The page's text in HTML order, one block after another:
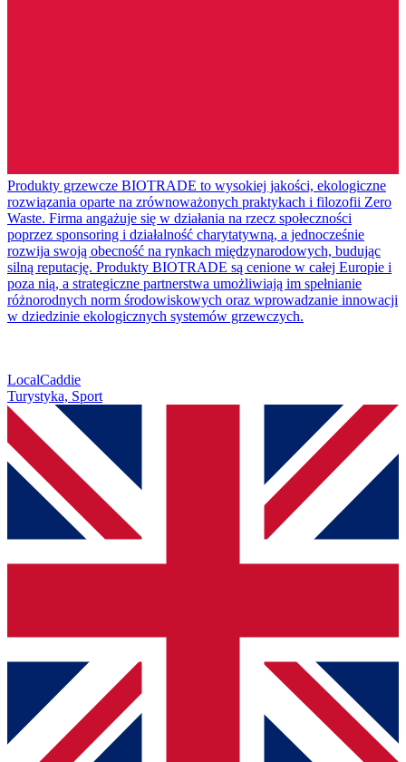
Produkty grzewcze BIOTRADE to wysokiej jakości, ekologiczne
rozwiązania oparte na zrównoważonych praktykach i filozofii Zero
Waste. Firma angażuje się w działania na rzecz społeczności
poprzez sponsoring i działalność charytatywną, a jednocześnie
rozwija swoją obecność na rynkach międzynarodowych, budując
silną reputację. Produkty BIOTRADE są cenione w całej Europie i
poza nią, a strategiczne partnerstwa umożliwiają im spełnianie
różnorodnych norm środowiskowych oraz wprowadzanie innowacji
w dziedzinie ekologicznych systemów grzewczych.
LocalCaddie
Turystyka, Sport